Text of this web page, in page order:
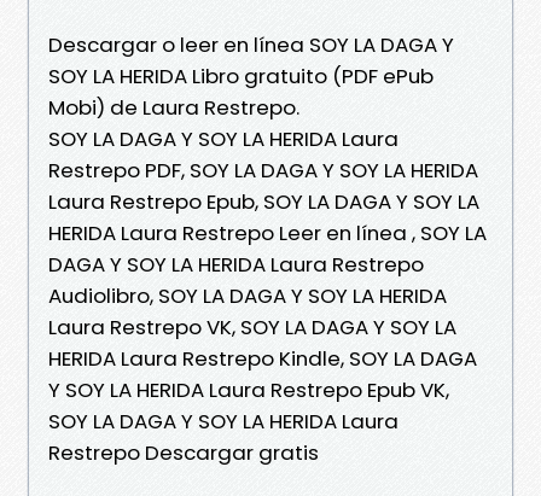
Descargar o leer en línea SOY LA DAGA Y
SOY LA HERIDA Libro gratuito (PDF ePub
Mobi) de Laura Restrepo.
SOY LA DAGA Y SOY LA HERIDA Laura
Restrepo PDF, SOY LA DAGA Y SOY LA HERIDA
Laura Restrepo Epub, SOY LA DAGA Y SOY LA
HERIDA Laura Restrepo Leer en línea , SOY LA
DAGA Y SOY LA HERIDA Laura Restrepo
Audiolibro, SOY LA DAGA Y SOY LA HERIDA
Laura Restrepo VK, SOY LA DAGA Y SOY LA
HERIDA Laura Restrepo Kindle, SOY LA DAGA
Y SOY LA HERIDA Laura Restrepo Epub VK,
SOY LA DAGA Y SOY LA HERIDA Laura
Restrepo Descargar gratis